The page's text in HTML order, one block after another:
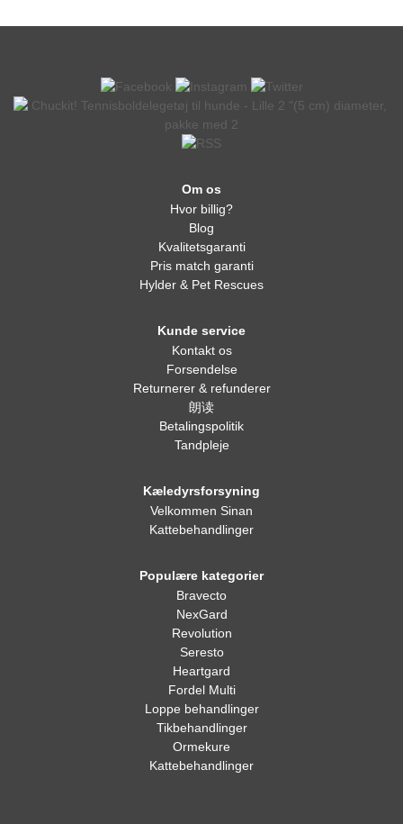
Om os
Hvor billig?
Blog
Kvalitetsgaranti
Pris match garanti
Hylder & Pet Rescues
Kunde service
Kontakt os
Forsendelse
Returnerer & refunderer
朗读
Betalingspolitik
Tandpleje
Kæledyrsforsyning
Velkommen Sinan
Kattebehandlinger
Populære kategorier
Bravecto
NexGard
Revolution
Seresto
Heartgard
Fordel Multi
Loppe behandlinger
Tikbehandlinger
Ormekure
Kattebehandlinger